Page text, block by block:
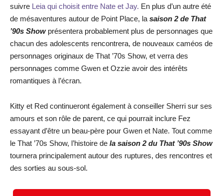
suivre Leia qui choisit entre Nate et Jay. En plus d’un autre été
de mésaventures autour de Point Place, la saison 2 de That
’90s Show présentera probablement plus de personnages que
chacun des adolescents rencontrera, de nouveaux caméos de
personnages originaux de That ’70s Show, et verra des
personnages comme Gwen et Ozzie avoir des intérêts
romantiques à l’écran.
Kitty et Red continueront également à conseiller Sherri sur ses
amours et son rôle de parent, ce qui pourrait inclure Fez
essayant d’être un beau-père pour Gwen et Nate. Tout comme
le That ’70s Show, l’histoire de la saison 2 du That ’90s Show
tournera principalement autour des ruptures, des rencontres et
des sorties au sous-sol.